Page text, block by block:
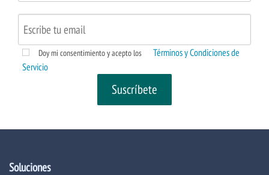
Doy mi consentimiento y acepto los
Términos y Condiciones de
Servicio
Soluciones